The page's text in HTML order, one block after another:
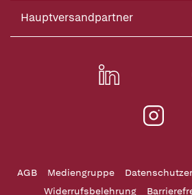
Hauptversandpartner
AGB Mediengruppe
Widerrufsbelehrung